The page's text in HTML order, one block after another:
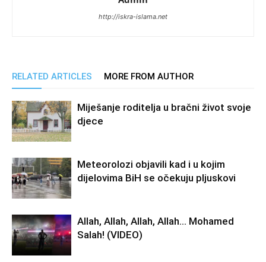
http://iskra-islama.net
RELATED ARTICLES MORE FROM AUTHOR
Miješanje roditelja u bračni život svoje
djece
Meteorolozi objavili kad i u kojim
dijelovima BiH se očekuju pljuskovi
Allah, Allah, Allah, Allah… Mohamed
Salah! (VIDEO)